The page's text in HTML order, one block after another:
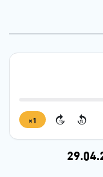
15
15
1×